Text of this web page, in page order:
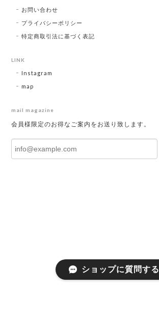
お問い合わせ
プライバシーポリシー
特定商取引法に基づく表記
LINK
Instagram
map
mail magazine
会員様限定のお得なご案内をお送り致します。
ショップに質問する